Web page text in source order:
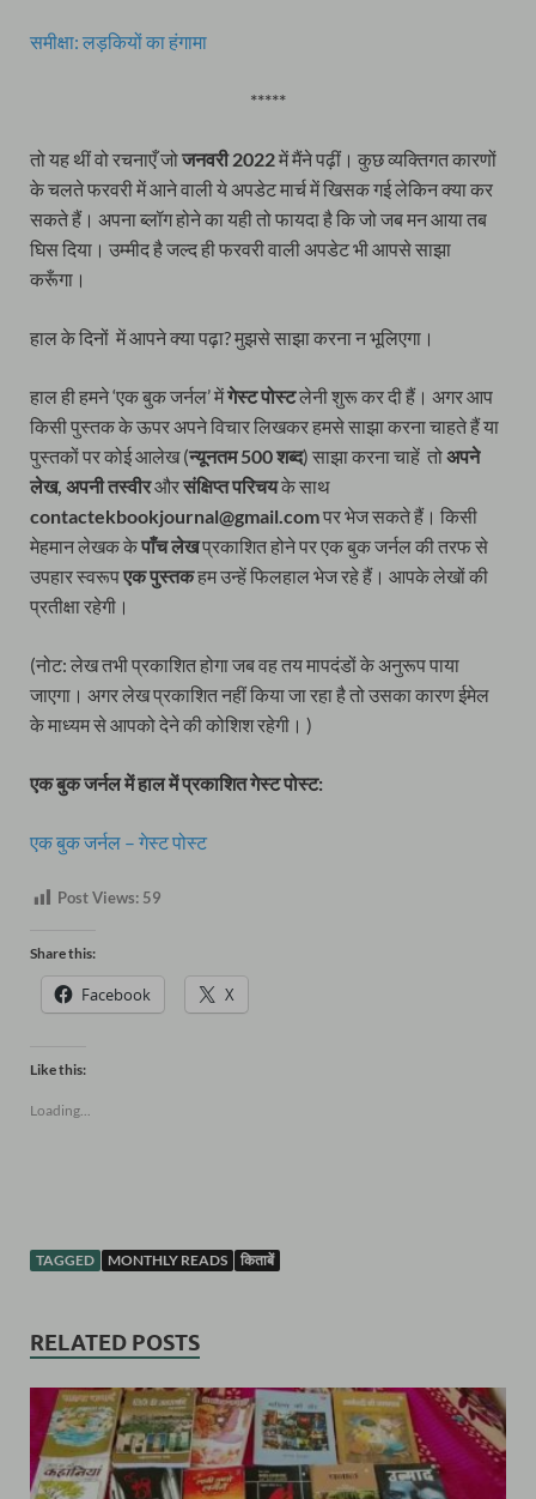
समीक्षा: लड़कियों का हंगामा
*****
तो यह थीं वो रचनाएँ जोजनवरी 2022में मैंने पढ़ीं। कुछ व्यक्तिगत कारणों
के चलते फरवरी में आने वाली ये अपडेट मार्च में खिसक गई लेकिन क्या कर
सकते हैं। अपना ब्लॉग होने का यही तो फायदा है कि जो जब मन आया तब
घिस दिया। उम्मीद है जल्द ही फरवरी वाली अपडेट भी आपसे साझा
करूँगा।
हाल के दिनों में आपने क्या पढ़ा? मुझसे साझा करना न भूलिएगा।
हाल ही हमने ‘एक बुक जर्नल’ मेंगेस्ट पोस्टलेनी शुरू कर दी हैं। अगर आप
किसी पुस्तक के ऊपर अपने विचार लिखकर हमसे साझा करना चाहते हैं या
पुस्तकों पर कोई आलेख (न्यूनतम 500 शब्द) साझा करना चाहें तोअपने
लेख, अपनी तस्वीरऔरसंक्षिप्त परिचयके साथ
contactekbookjournal@gmail.comपर भेज सकते हैं। किसी
मेहमान लेखक केपाँच लेखप्रकाशित होने पर एक बुक जर्नल की तरफ से
उपहार स्वरूपएक पुस्तकहम उन्हें फिलहाल भेज रहे हैं। आपके लेखों की
प्रतीक्षा रहेगी।
(नोट: लेख तभी प्रकाशित होगा जब वह तय मापदंडों के अनुरूप पाया
जाएगा। अगर लेख प्रकाशित नहीं किया जा रहा है तो उसका कारण ईमेल
के माध्यम से आपको देने की कोशिश रहेगी। )
एक बुक जर्नल में हाल में प्रकाशित गेस्ट पोस्ट:
एक बुक जर्नल – गेस्ट पोस्ट
Post Views: 59
Share this:
Facebook X
Like this:
Loading...
TAGGED MONTHLY READS किताबें
RELATED POSTS